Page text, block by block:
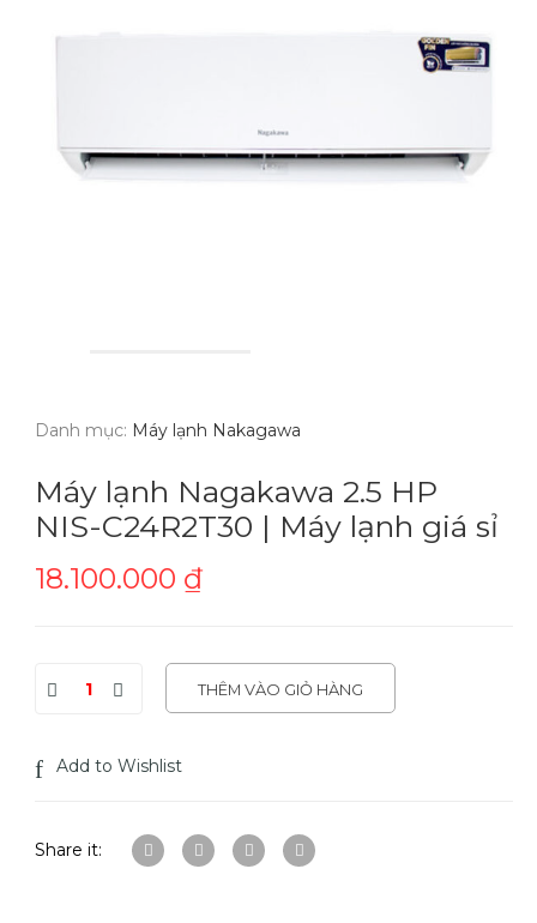
Danh mục: Máy lạnh Nakagawa
Máy lạnh Nagakawa 2.5 HP
NIS-C24R2T30 | Máy lạnh giá sỉ
18.100.000 ₫
THÊM VÀO GIỎ HÀNG
Add to Wishlist
Share it: